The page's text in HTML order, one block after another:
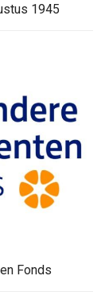
1945
Fonds